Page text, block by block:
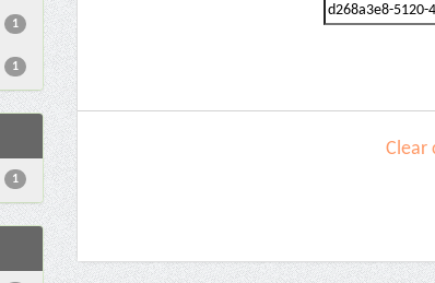
1
1
1
Clear